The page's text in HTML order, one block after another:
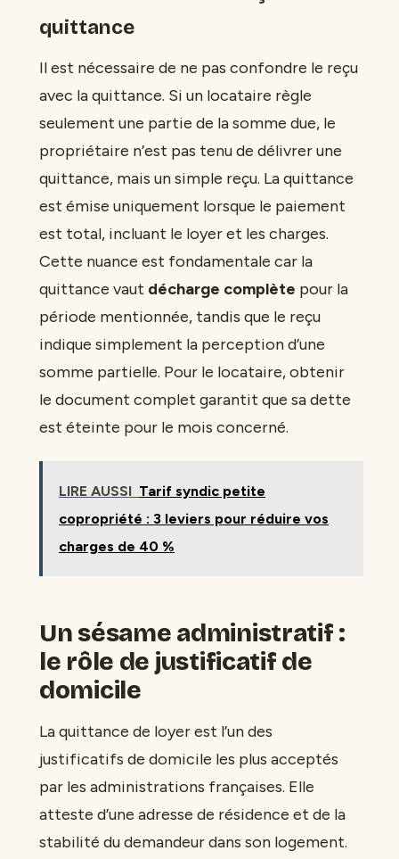
quittance
Il est nécessaire de ne pas confondre le reçu
avec la quittance. Si un locataire règle
seulement une partie de la somme due, le
propriétaire n’est pas tenu de délivrer une
quittance, mais un simple reçu. La quittance
est émise uniquement lorsque le paiement
est total, incluant le loyer et les charges.
Cette nuance est fondamentale car la
quittance vaut décharge complète pour la
période mentionnée, tandis que le reçu
indique simplement la perception d’une
somme partielle. Pour le locataire, obtenir
le document complet garantit que sa dette
est éteinte pour le mois concerné.
LIRE AUSSI Tarif syndic petite
copropriété : 3 leviers pour réduire vos
charges de 40 %
Un sésame administratif :
le rôle de justificatif de
domicile
La quittance de loyer est l’un des
justificatifs de domicile les plus acceptés
par les administrations françaises. Elle
atteste d’une adresse de résidence et de la
stabilité du demandeur dans son logement.